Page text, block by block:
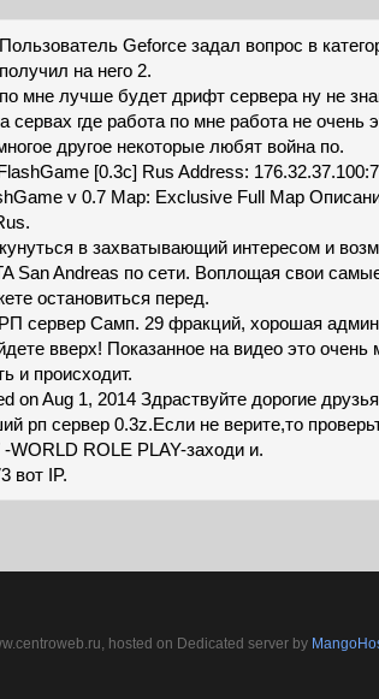
Пользователь Geforce задал вопрос в
получил на него 2.
по мне лучше будет дрифт сервера ну не
сервах где работа по мне работа не очень
другое некоторые любят война по.
[0.3c] Rus Address:
v 0.7 Map: Exclusive Full Map
в захватывающий интересом и
San Andreas по сети. Воплощая свои
остановиться перед.
сервер Самп. 29 фракций, хорошая
вверх! Показанное на видео это очень
и происходит.
on Aug 1, 2014 Здраствуйте дорогие
рп сервер 0.3z.Если не верите,то
-WORLD ROLE PLAY-заходи и.
вот IP.
hosted on Dedicated server by